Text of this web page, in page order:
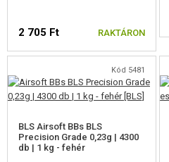
2 705 Ft RAKTÁRON
Kód 5481
BLS Airsoft BBs BLS
Precision Grade 0,23g | 4300
db | 1 kg - fehér